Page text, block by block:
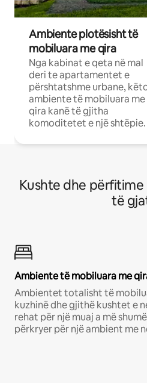
Ambiente plotësisht të
mobiluara me qira
Nga kabinat e qeta në mal
deri te apartamentet e
përshtatshme urbane,
ambiente të mobiluara me
qira kanë të gjitha
komoditetet e një shtëpie.
Kushte dhe
të
Ambiente të mobiluara me
Ambientet totalisht të
kuzhinë dhe gjithë kushtet e
rehat për një muaj a më
përkryer për një ambient me